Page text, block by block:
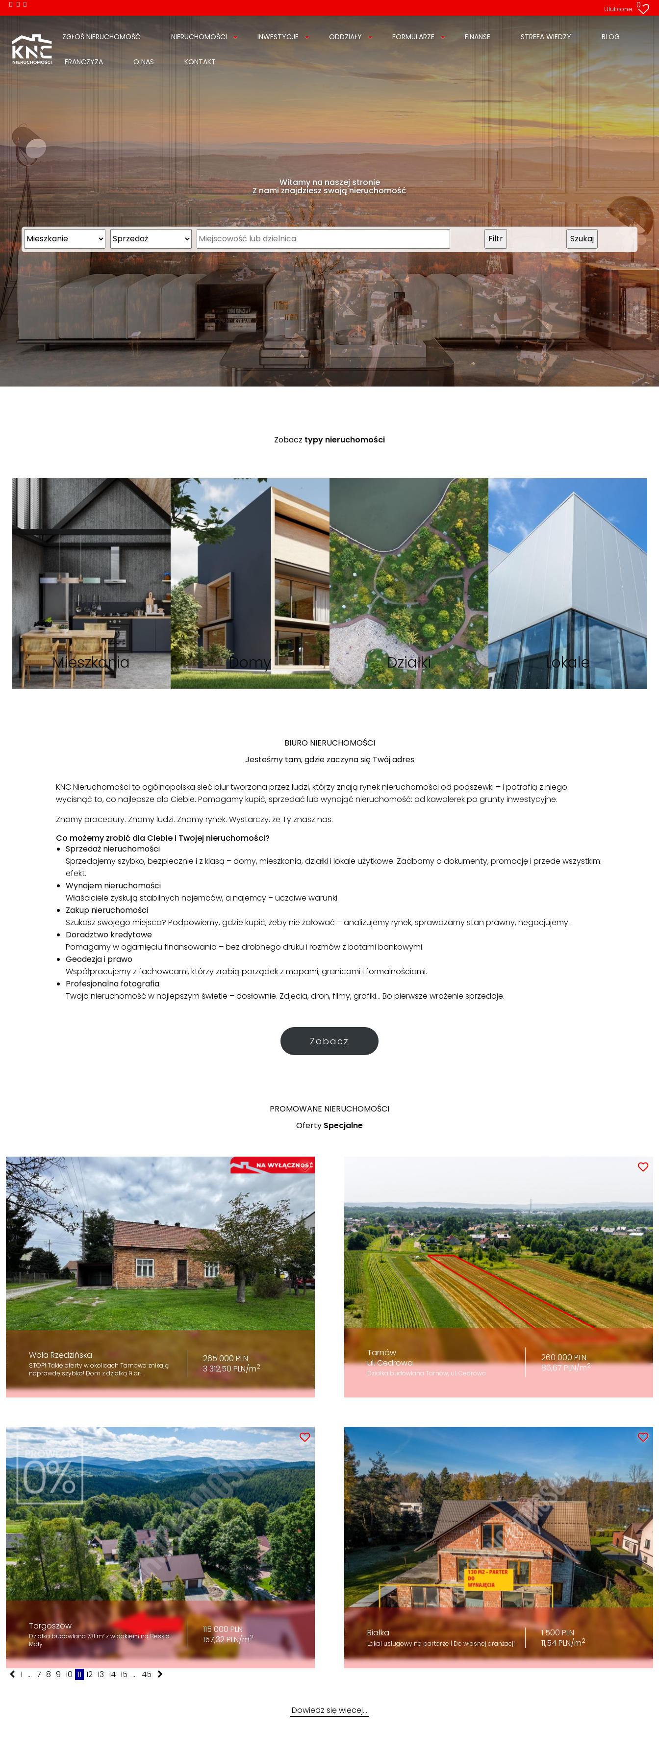
Ulubione 0
ZGŁOŚ NIERUCHOMOŚĆ NIERUCHOMOŚCI INWESTYCJE ODDZIAŁY FORMULARZE FINANSE STREFA WIEDZY BLOG
FRANCZYZA O NAS KONTAKT
Witamy na naszej stronie
Z nami znajdziesz swoją nieruchomość
Zobacz typy nieruchomości
Mieszkania Domy Działki Lokale
BIURO NIERUCHOMOŚCI
Jesteśmy tam, gdzie zaczyna się Twój adres
KNC Nieruchomości to ogólnopolska sieć biur tworzona przez ludzi, którzy znają rynek nieruchomości od podszewki – i potrafią z niego
wycisnąć to, co najlepsze dla Ciebie. Pomagamy kupić, sprzedać lub wynająć nieruchomość: od kawalerek po grunty inwestycyjne.
Znamy procedury. Znamy ludzi. Znamy rynek. Wystarczy, że Ty znasz nas.
Co możemy zrobić dla Ciebie i Twojej nieruchomości?
Sprzedaż nieruchomości
Sprzedajemy szybko, bezpiecznie i z klasą – domy, mieszkania, działki i lokale użytkowe. Zadbamy o dokumenty, promocję i przede wszystkim:
efekt.
Wynajem nieruchomości
Właściciele zyskują stabilnych najemców, a najemcy – uczciwe warunki.
Zakup nieruchomości
Szukasz swojego miejsca? Podpowiemy, gdzie kupić, żeby nie żałować – analizujemy rynek, sprawdzamy stan prawny, negocjujemy.
Doradztwo kredytowe
Pomagamy w ogarnięciu finansowania – bez drobnego druku i rozmów z botami bankowymi.
Geodezja i prawo
Współpracujemy z fachowcami, którzy zrobią porządek z mapami, granicami i formalnościami.
Profesjonalna fotografia
Twoja nieruchomość w najlepszym świetle – dosłownie. Zdjęcia, dron, filmy, grafiki… Bo pierwsze wrażenie sprzedaje.
Zobacz
PROMOWANE NIERUCHOMOŚCI
Oferty Specjalne
Wola Rzędzińska
STOP! Takie oferty w okolicach Tarnowa znikają
naprawdę szybko! Dom z działką 9 ar…
265 000 PLN
3 312,50 PLN/m2
Tarnów
ul. Cedrowa
Działka budowlana Tarnów, ul. Cedrowa
260 000 PLN
86,67 PLN/m2
Targoszów
Działka budowlana 731 m² z widokiem na Beskid
Mały
115 000 PLN
157,32 PLN/m2 Białka
Lokal usługowy na parterze | Do własnej aranżacji
1 500 PLN
11,54 PLN/m2
1 ... 7 8 9 10 11 12 13 14 15 ... 45
Dowiedz się więcej…